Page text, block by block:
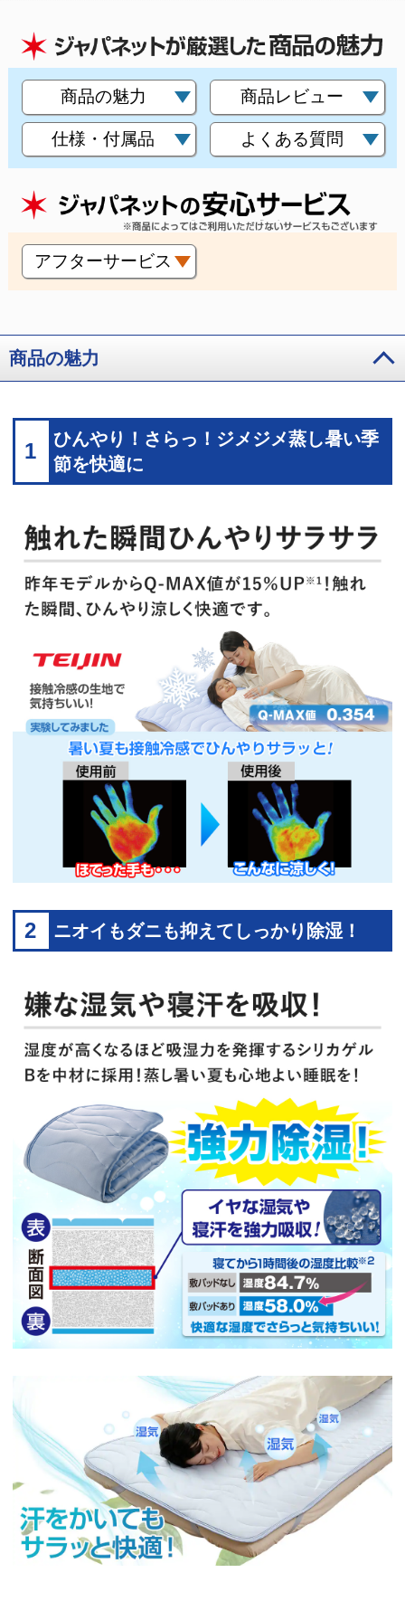
商品の魅力 商品レビュー
仕様・付属品 よくある質問
アフターサービス
商品の魅力
1
ひんやり！さらっ！ジメジメ蒸し暑い季
節を快適に
2 ニオイもダニも抑えてしっかり除湿！